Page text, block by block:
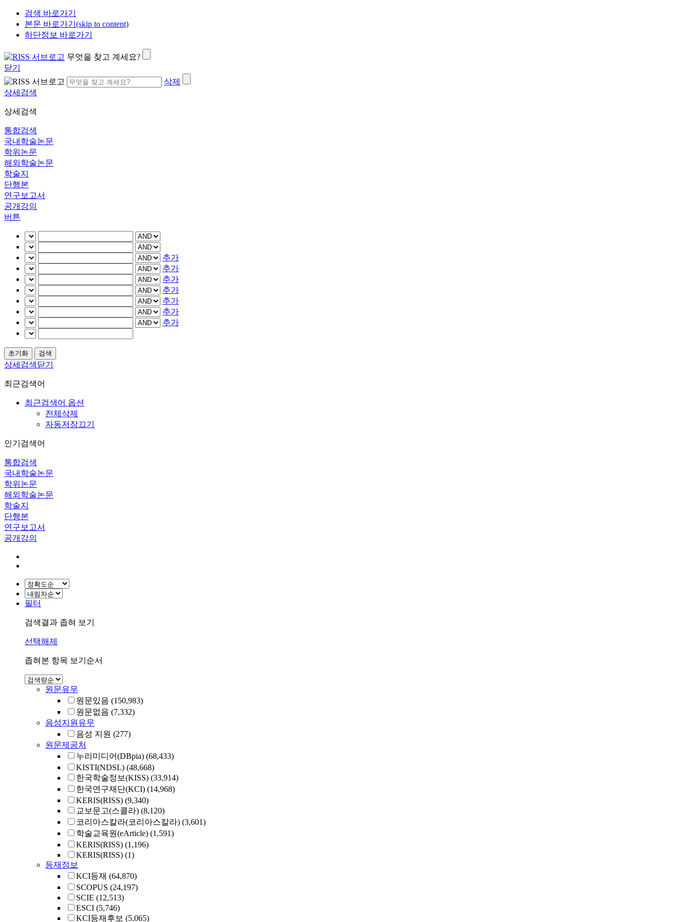
검색 바로가기
본문 바로가기(skip to content)
하단정보 바로가기
무엇을 찾고 계세요?
닫기
삭제
상세검색
상세검색
통합검색
국내학술논문
학위논문
해외학술논문
학술지
단행본
연구보고서
공개강의
버튼
추가
추가
추가
추가
추가
추가
추가
상세검색닫기
최근검색어
최근검색어 옵션
전체삭제
자동저장끄기
인기검색어
통합검색
국내학술논문
학위논문
해외학술논문
학술지
단행본
연구보고서
공개강의
필터
검색결과 좁혀 보기
선택해제
좁혀본 항목 보기순서
원문유무
원문있음 (150,983)
원문없음 (7,332)
음성지원유무
음성 지원 (277)
원문제공처
누리미디어(DBpia) (68,433)
KISTI(NDSL) (48,668)
한국학술정보(KISS) (33,914)
한국연구재단(KCI) (14,968)
KERIS(RISS) (9,340)
교보문고(스콜라) (8,120)
코리아스칼라(코리아스칼라) (3,601)
학술교육원(eArticle) (1,591)
KERIS(RISS) (1,196)
KERIS(RISS) (1)
등재정보
KCI등재 (64,870)
SCOPUS (24,197)
SCIE (12,513)
ESCI (5,746)
KCI등재후보 (5,065)